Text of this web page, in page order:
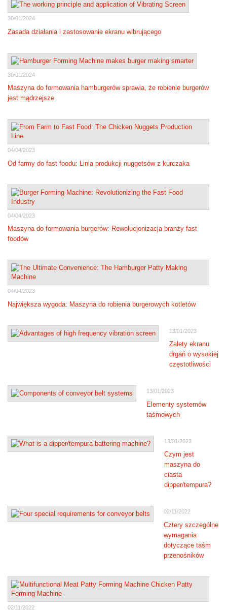
30/01/2024
Zasada działania i zastosowanie ekranu wibrującego
30/01/2024
Maszyna do formowania hamburgerów sprawia, że robienie burgerów
jest mądrzejsze
04/04/2023
Od farmy do fast foodu: Linia produkcji nuggetsów z kurczaka
04/04/2023
Maszyna do formowania burgerów: Rewolucjonizacja branży fast
foodów
04/04/2023
Największa wygoda: Maszyna do robienia burgerowych kotletów
13/01/2023
Zalety ekranu
drgań o wysokiej
częstotliwości
13/01/2023
Elementy systemów
taśmowych
13/01/2023
Czym jest
maszyna do
ciasta
dipper/tempura?
02/11/2022
Cztery szczególne
wymagania
dotyczące taśm
przenośników
02/11/2022